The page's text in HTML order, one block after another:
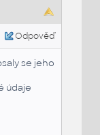
Odpověď
se jeho
údaje